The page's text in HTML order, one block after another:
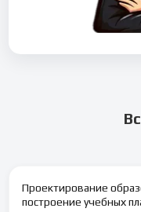
Проектирование
построение учебных